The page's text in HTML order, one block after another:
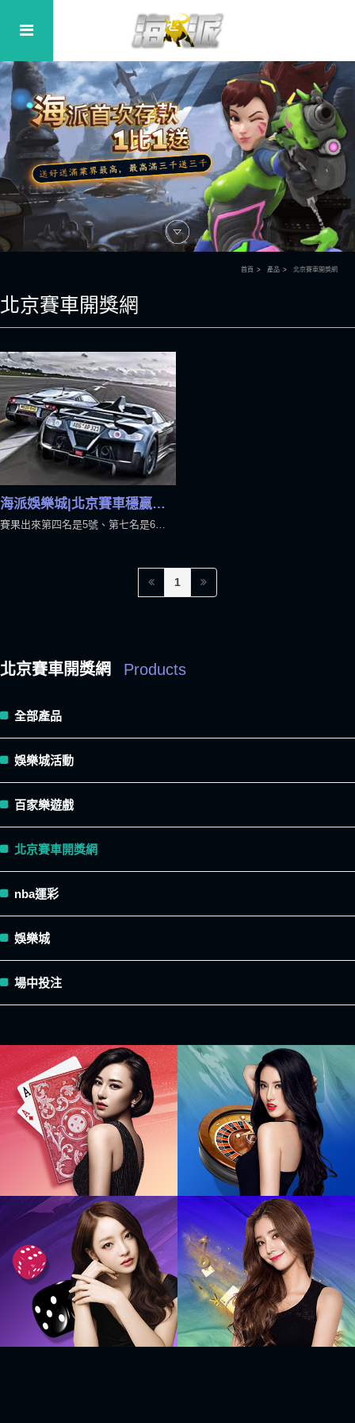
首頁 產品 北京賽車開獎網
北京賽車開獎網
海派娛樂城|北京賽車穩贏公式技巧大公開
1
北京賽車開獎網 Products
全部產品
娛樂城活動
百家樂遊戲
北京賽車開獎網
nba運彩
娛樂城
場中投注